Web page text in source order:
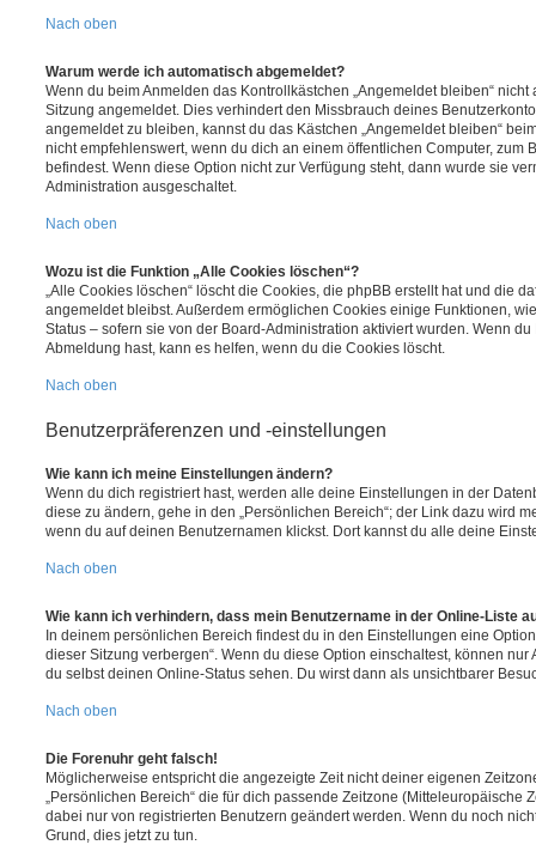
Nach oben
Warum werde ich automatisch abgemeldet?
Wenn du beim Anmelden das Kontrollkästchen „Angemeldet bleiben“
Sitzung angemeldet. Dies verhindert den Missbrauch deines
angemeldet zu bleiben, kannst du das Kästchen „Angemeldet bleiben“
nicht empfehlenswert, wenn du dich an einem öffentlichen Computer, zum
befindest. Wenn diese Option nicht zur Verfügung steht, dann wurde sie
Administration ausgeschaltet.
Nach oben
Wozu ist die Funktion „Alle Cookies löschen“?
„Alle Cookies löschen“ löscht die Cookies, die phpBB erstellt hat und die
angemeldet bleibst. Außerdem ermöglichen Cookies einige Funktionen,
Status – sofern sie von der Board-Administration aktiviert wurden. Wenn
Abmeldung hast, kann es helfen, wenn du die Cookies löscht.
Nach oben
Benutzerpräferenzen und -einstellungen
Wie kann ich meine Einstellungen ändern?
Wenn du dich registriert hast, werden alle deine Einstellungen in der
diese zu ändern, gehe in den „Persönlichen Bereich“; der Link dazu wird
wenn du auf deinen Benutzernamen klickst. Dort kannst du alle deine
Nach oben
Wie kann ich verhindern, dass mein Benutzername in der Online-Liste
In deinem persönlichen Bereich findest du in den Einstellungen eine
dieser Sitzung verbergen“. Wenn du diese Option einschaltest, können
du selbst deinen Online-Status sehen. Du wirst dann als unsichtbarer
Nach oben
Die Forenuhr geht falsch!
Möglicherweise entspricht die angezeigte Zeit nicht deiner eigenen
„Persönlichen Bereich“ die für dich passende Zeitzone (Mitteleuropäische
dabei nur von registrierten Benutzern geändert werden. Wenn du noch
Grund, dies jetzt zu tun.